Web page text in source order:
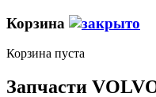
Корзина
Корзина пуста
Запчасти